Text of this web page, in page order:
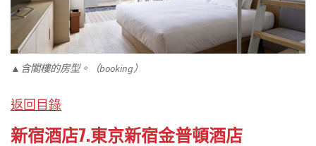
▲含閣樓的房型。（booking）
返回目錄
新宿酒店7.東京新宿金普頓酒店